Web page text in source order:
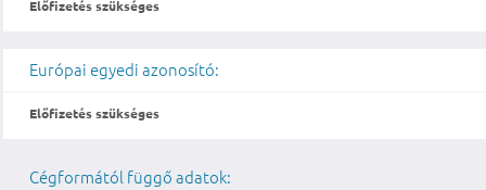
Előfizetés szükséges
Európai egyedi azonosító:
Előfizetés szükséges
Cégformától függő adatok: